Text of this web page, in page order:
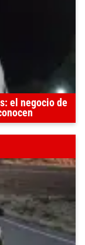
el negocio de